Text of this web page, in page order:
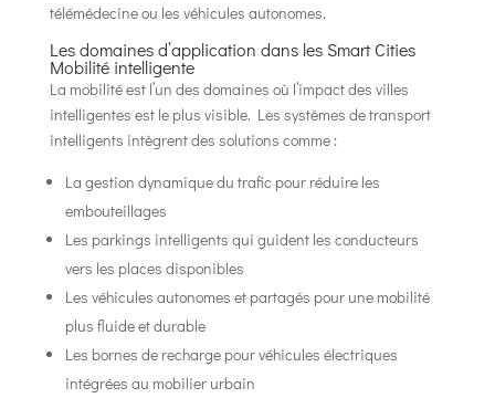
télémédecine ou les véhicules autonomes.
Les domaines d’application dans les Smart Cities
Mobilité intelligente
La mobilité est l’un des domaines où l’impact des villes
intelligentes est le plus visible. Les systèmes de transport
intelligents intègrent des solutions comme :
La gestion dynamique du trafic pour réduire les
embouteillages
Les parkings intelligents qui guident les conducteurs
vers les places disponibles
Les véhicules autonomes et partagés pour une mobilité
plus fluide et durable
Les bornes de recharge pour véhicules électriques
intégrées au mobilier urbain